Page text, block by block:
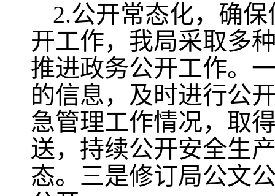
2.公开常态化，确
开工作，我局采取多
推进政务公开工作。
的信息，及时进行公
急管理工作情况，取
送，持续公开安全生
态。三是修订局公文